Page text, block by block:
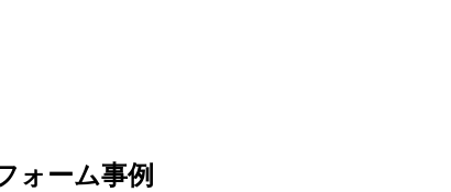
ォーム事例